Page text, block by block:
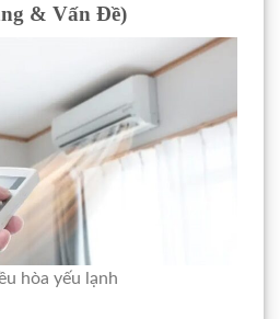
& Vấn Đề)
hòa yếu lạnh